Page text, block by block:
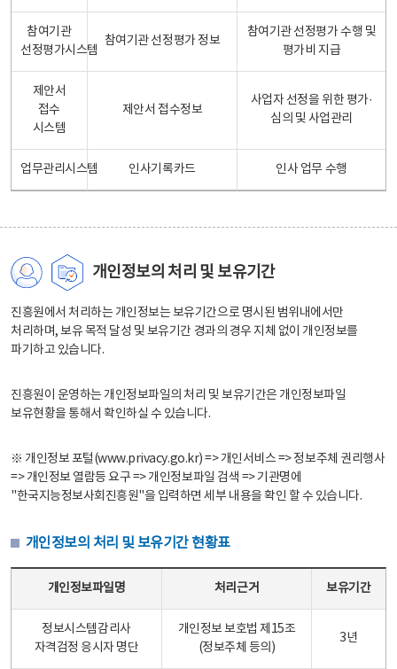
참여기관
선정평가시스템
참여기관 선정평가 정보
참여기관 선정평가 수행 및
평가비 지급
제안서
접수
시스템
제안서 접수정보
사업자 선정을 위한 평가·
심의 및 사업관리
업무관리시스템 인사기록카드 인사 업무 수행
개인정보의 처리 및 보유기간
진흥원에서 처리하는 개인정보는 보유기간으로 명시된 범위내에서만
처리하며, 보유 목적 달성 및 보유기간 경과의 경우 지체 없이 개인정보를
파기하고 있습니다.
진흥원이 운영하는 개인정보파일의 처리 및 보유기간은 개인정보파일
보유현황을 통해서 확인하실 수 있습니다.
※ 개인정보 포털(www.privacy.go.kr) => 개인서비스 => 정보주체 권리행사
=> 개인정보 열람등 요구 => 개인정보파일 검색 => 기관명에
"한국지능정보사회진흥원"을 입력하면 세부 내용을 확인 할 수 있습니다.
개인정보의 처리 및 보유기간 현황표
개인정보파일명 처리근거 보유기간
정보시스템감리사
자격검정 응시자 명단
개인정보 보호법 제15조
(정보주체 등의)
3년